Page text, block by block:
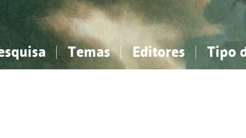
Temas Editores Tipo